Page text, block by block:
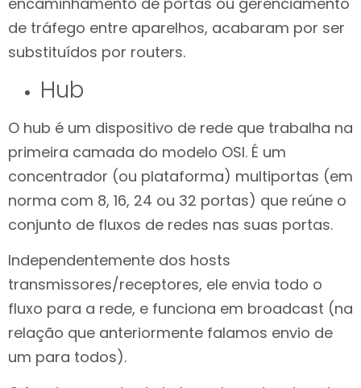
de tráfego entre aparelhos, acabaram por ser
substituídos por routers.
Hub
O hub é um dispositivo de rede que trabalha na
primeira camada do modelo OSI. É um
concentrador (ou plataforma) multiportas (em
norma com 8, 16, 24 ou 32 portas) que reúne o
conjunto de fluxos de redes nas suas portas.
Independentemente dos hosts
transmissores/receptores, ele envia todo o
fluxo para a rede, e funciona em broadcast (na
relação que anteriormente falamos envio de
um para todos).